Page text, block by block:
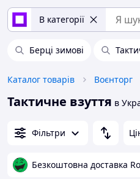
В категорії
Берці зимові
Каталог товарів Воєнторг
Тактичне взуття в
Фільтри
Безкоштовна доставка